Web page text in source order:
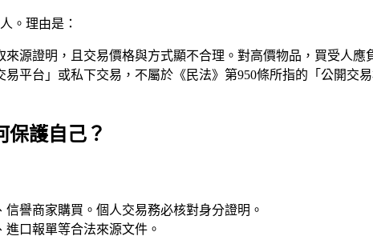
。理由是：
來源證明，且交易價格與方式顯不合理。對高價物品，買受人應
易平台」或私下交易，不屬於《民法》第950條所指的「公開交
保護自己？
譽商家購買。個人交易務必核對身分證明。
口報單等合法來源文件。